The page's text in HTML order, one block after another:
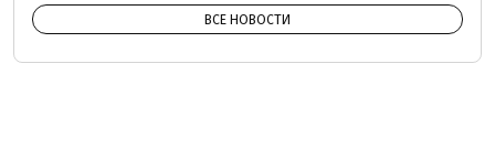
ВСЕ НОВОСТИ